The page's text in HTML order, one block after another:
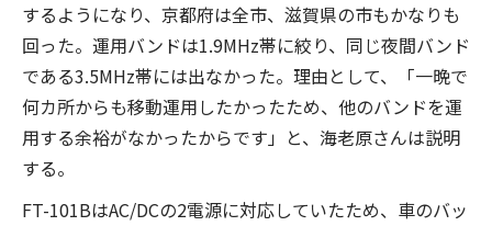
するようになり、京都府は全市、滋賀県の市もかなりも
回った。運用バンドは1.9MHz帯に絞り、同じ夜間バンド
である3.5MHz帯には出なかった。理由として、「一晩で
何カ所からも移動運用したかったため、他のバンドを運
用する余裕がなかったからです」と、海老原さんは説明
する。
FT-101BはAC/DCの2電源に対応していたため、車のバッ